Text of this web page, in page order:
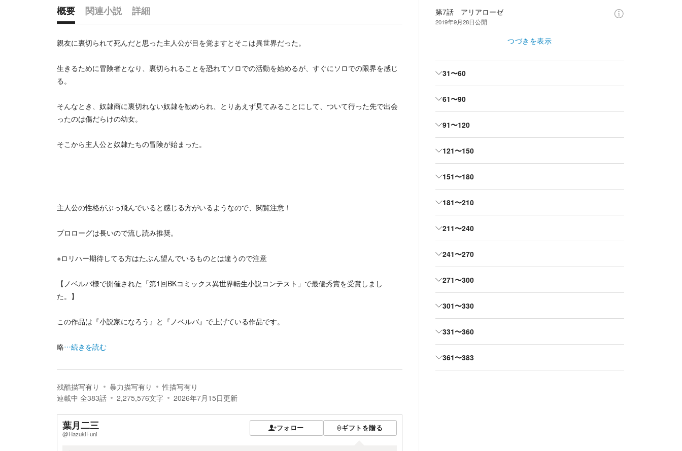
概要 関連小説
詳細
親友に裏切られて死んだと思った主人公が目を覚ますとそこは異世界だった。
生きるために冒険者となり、裏切られることを恐れてソロでの活動を始めるが、すぐにソロでの限界を感じ
る。
そんなとき、奴隷商に裏切れない奴隷を勧められ、とりあえず見てみることにして、ついて行った先で出会
ったのは傷だらけの幼女。
そこから主人公と奴隷たちの冒険が始まった。
主人公の性格がぶっ飛んでいると感じる方がいるようなので、閲覧注意！
プロローグは長いので流し読み推奨。
※ロリハー期待してる方はたぶん望んでいるものとは違うので注意
【ノベルバ様で開催された「第1回BKコミックス異世界転生小説コンテスト」で最優秀賞を受賞しまし
た。】
この作品は『小説家になろう』と『ノベルバ』で上げている作品です。
略…続きを読む
残酷描写有り 暴力描写有り
性描写有り
連載中 全383話 2,275,576文字 2026年7月15日更新
葉月二三
@HazukiFuni
フォロー ギフトを贈る
第7話 アリアローゼ
2019年9月28日公開
つづきを表示
31〜60
61〜90
91〜120
121〜150
151〜180
181〜210
211〜240
241〜270
271〜300
301〜330
331〜360
361〜383